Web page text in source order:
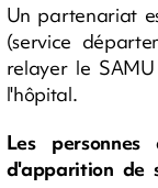
Un partenariat
(service
relayer le
l'hôpital.
Les
d'apparition de